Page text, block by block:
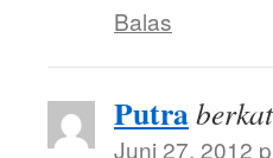
Balas
Putra
Juni 27, 2012